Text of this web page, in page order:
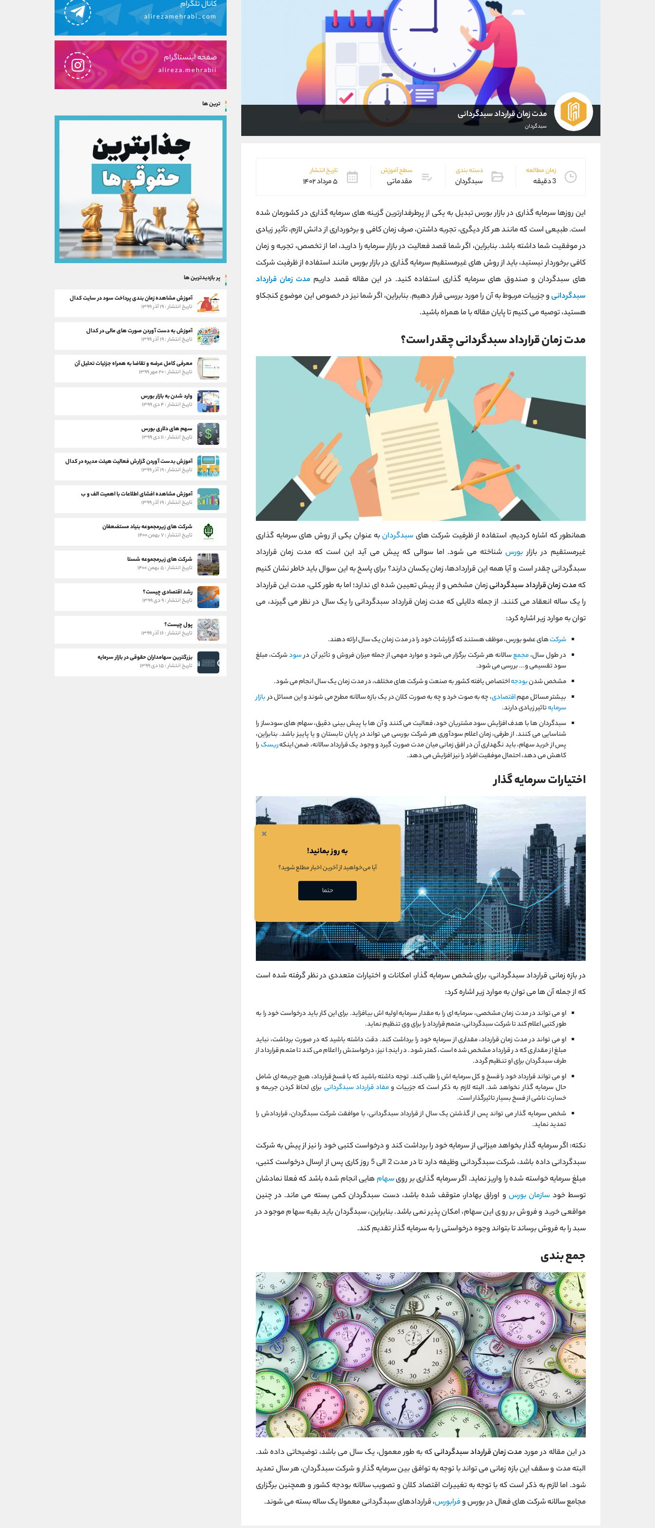
مدت زمان قرارداد سبدگردانی
سبدگردان
زمان مطالعه
3 دقیقه
دسته بندی
سبدگردان
سطح آموزش
مقدماتی
تاریخ انتشار
۵ مرداد ۱۴۰۲
این روزها سرمایه گذاری در بازار بورس تبدیل به یکی از پرطرفدارترین گزینه های سرمایه گذاری در کشورمان شده
است. طبیعی است که مانند هر کار دیگری، تجربه داشتن، صرف زمان کافی و برخورداری از دانش لازم، تأثیر زیادی
در موفقیت شما داشته باشد. بنابراین، اگر شما قصد فعالیت در بازار سرمایه را دارید، اما از تخصص، تجربه و زمان
کافی برخوردار نیستید، باید از روش های غیرمستقیم سرمایه گذاری در بازار بورس مانند استفاده از ظرفیت شرکت
های سبدگردان و صندوق های سرمایه گذاری استفاده کنید. در این مقاله قصد داریم مدت زمان قرارداد
سبدگردانیو جزییات مربوط به آن را مورد بررسی قرار دهیم. بنابراین، اگر شما نیز در خصوص این موضوع کنجکاو
هستید، توصیه می کنیم تا پایان مقاله با ما همراه باشید.
مدت زمان قرارداد سبدگردانی چقدر است؟
همانطور که اشاره کردیم، استفاده از ظرفیت شرکت های سبدگردانبه عنوان یکی از روش های سرمایه گذاری
غیرمستقیم در بازار بورسشناخته می شود. اما سوالی که پیش می آید این است که مدت زمان قرارداد
سبدگردانی چقدر است و آیا همه این قراردادها، زمان یکسان دارند؟ برای پاسخ به این سوال باید خاطر نشان کنیم
که مدت زمان قرارداد سبدگردانیزمان مشخص و از پیش تعیین شده ای ندارد؛ اما به طور کلی، مدت این قرارداد
را یک ساله انعقاد می کنند. از جمله دلایلی که مدت زمان قرارداد سبدگردانی را یک سال در نظر می گیرند، می
توان به موارد زیر اشاره کرد:
شرکتهای عضو بورس، موظف هستند که گزارشات خود را در مدت زمان یک سال ارائه دهند.
در طول سال،مجمعسالانه هر شرکت برگزار می شود و موارد مهمی از جمله میزان فروش و تأثیر آن درسودشرکت، مبلغ
سود تقسیمی و... بررسی می شود.
مشخص شدنبودجهاختصاص یافته کشور به صنعت و شرکت های مختلف، در مدت زمان یک سال انجام می شود.
بیشتر مسائل مهماقتصادی، چه به صوت خرد و چه به صورت کلان در یک بازه سالانه مطرح می شوند و این مسائل دربازار
سرمایهتاثیر زیادی دارند.
سبدگردان ها با هدف افزایش سود مشتریان خود، فعالیت می کنند و آن ها با پیش بینی دقیق، سهام های سودساز را
شناسایی می کنند. از طرفی، زمان اعلام سودآوری هر شرکت بورسی می تواند در پایان تابستان و یا پاییز باشد. بنابراین،
پس از خرید سهام، باید نگهداری آن در افق زمانی میان مدت صورت گیرد و وجود یک قرارداد سالانه، ضمن اینکهریسکرا
کاهش می دهد، احتمال موفقیت افراد را نیز افزایش می دهد.
اختیارات سرمایه گذار
در بازه زمانی قرارداد سبدگردانی، برای شخص سرمایه گذار، امکانات و اختیارات متعددی در نظر گرفته شده است
که از جمله آن ها می توان به موارد زیر اشاره کرد:
او می تواند در مدت زمان مشخصی، سرمایه ای را به مقدار سرمایه اولیه اش بیافزاید. برای این کار باید درخواست خود را به
طور کتبی اعلام کند تا شرکت سبدگردانی، متمم قرارداد را برای وی تنظیم نماید.
او می تواند در مدت زمان قرارداد، مقداری از سرمایه خود را برداشت کند. دقت داشته باشید که در صورت برداشت، نباید
مبلغ از مقداری که در قرارداد مشخص شده است، کمتر شود. در اینجا نیز، درخواستش را اعلام می کند تا متمم قرارداد از
طرف سبدگردان برای او تنظیم گردد.
او می تواند قرارداد خود را فسخ و کل سرمایه اش را طلب کند. توجه داشته باشید که با فسخ قرارداد، هیچ جریمه ای شامل
حال سرمایه گذار نخواهد شد. البته لازم به ذکر است که جزییات ومفاد قرارداد سبدگردانی برای لحاظ کردن جریمه و
خسارت ناشی از فسخ بسیار تاثیرگذار است.
شخص سرمایه گذار می تواند پس از گذشتن یک سال از قرارداد سبدگردانی، با موافقت شرکت سبدگردان، قراردادش را
تمدید نماید.
نکته: اگر سرمایه گذار بخواهد میزانی از سرمایه خود را برداشت کند و درخواست کتبی خود را نیز از پیش به شرکت
سبدگردانی داده باشد، شرکت سبدگردانی وظیفه دارد تا در مدت 2 الی 5 روز کاری پس از ارسال درخواست کتبی،
مبلغ سرمایه خواسته شده را واریز نماید. اگر سرمایه گذاری بر رویسهام هایی انجام شده باشد که فعلا نمادشان
توسط خود سازمان بورسو اوراق بهادار، متوقف شده باشد، دست سبدگردان کمی بسته می ماند. در چنین
مواقعی خرید و فروش بر روی این سهام، امکان پذیر نمی باشد. بنابراین، سبدگردان باید بقیه سهام موجود در
سبد را به فروش برساند تا بتواند وجوه درخواستی را به سرمایه گذار تقدیم کند.
جمع بندی
در این مقاله در مورد مدت زمان قرارداد سبدگردانیکه به طور معمول، یک سال می باشد، توضیحاتی داده شد.
البته مدت و سقف این بازه زمانی می تواند با توجه به توافق بین سرمایه گذار و شرکت سبدگردان، هر سال تمدید
شود. اما لازم به ذکر است که با توجه به تغییرات اقتصاد کلان و تصویب سالانه بودجه کشور و همچنین برگزاری
مجامع سالانه شرکت های فعال در بورس وفرابورس، قراردادهای سبدگردانی معمولا یک ساله بسته می شوند.
کانال تلگرام
alirezamehrabi_com
صفحه اینستاگرام
alireza.mehrabii
ترین ها
پر بازدیدترین ها
آموزش مشاهده زمان بندی پرداخت سود در سایت کدال
تاریخ انتشار : ۱۹ آذر ۱۳۹۹
آموزش به دست آوردن صورت های مالی در کدال
تاریخ انتشار : ۱۹ آذر ۱۳۹۹
معرفی کامل عرضه و تقاضا به همراه جزئیات تحلیل آن
تاریخ انتشار : ۲۰ مهر ۱۳۹۹
وارد شدن به بازار بورس
تاریخ انتشار : ۴ دی ۱۳۹۹
سهم های دلاری بورس
تاریخ انتشار : ۱۱ دی ۱۳۹۹
آموزش بدست آوردن گزارش فعالیت هیئت مدیره در کدال
تاریخ انتشار : ۱۹ آذر ۱۳۹۹
آموزش مشاهده افشای اطلاعات با اهمیت الف و ب
تاریخ انتشار : ۱۹ آذر ۱۳۹۹
شرکت های زیرمجموعه بنیاد مستضعفان
تاریخ انتشار : ۷ بهمن ۱۴۰۰
شرکت های زیرمجموعه شستا
تاریخ انتشار : ۵ بهمن ۱۴۰۰
رشد اقتصادی چیست؟
تاریخ انتشار : ۹ دی ۱۳۹۹
پول چیست؟
تاریخ انتشار : ۱۶ آذر ۱۳۹۹
بزرگترین سهامداران حقوقی در بازار سرمایه
تاریخ انتشار : ۱۵ دی ۱۳۹۹
×
به روز بمانید!
آیا می‌خواهید از آخرین اخبار مطلع شوید؟
حتما